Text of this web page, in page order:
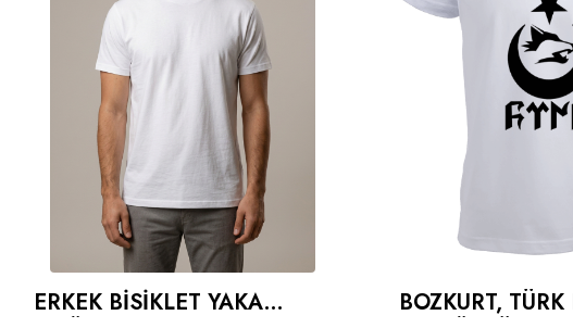
ERKEK BISIKLET YAKA
BOZKURT,